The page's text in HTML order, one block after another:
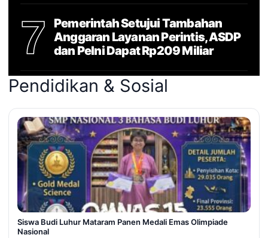
7
Pemerintah Setujui Tambahan
Anggaran Layanan Perintis, ASDP
dan Pelni Dapat Rp209 Miliar
Pendidikan & Sosial
Siswa Budi Luhur Mataram Panen Medali Emas Olimpiade
Nasional